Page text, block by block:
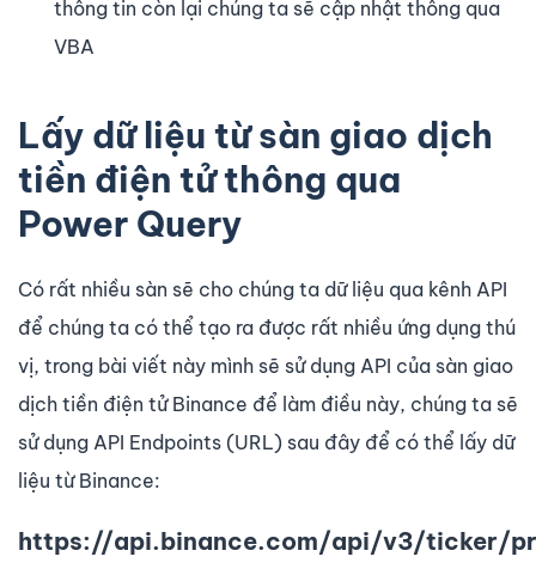
thông tin còn lại chúng ta sẽ cập nhật thông qua
VBA
Lấy dữ liệu từ sàn giao dịch
tiền điện tử thông qua
Power Query
Có rất nhiều sàn sẽ cho chúng ta dữ liệu qua kênh API
để chúng ta có thể tạo ra được rất nhiều ứng dụng thú
vị, trong bài viết này mình sẽ sử dụng API của sàn giao
dịch tiền điện tử Binance để làm điều này, chúng ta sẽ
sử dụng API Endpoints (URL) sau đây để có thể lấy dữ
liệu từ Binance:
https://api.binance.com/api/v3/ticker/